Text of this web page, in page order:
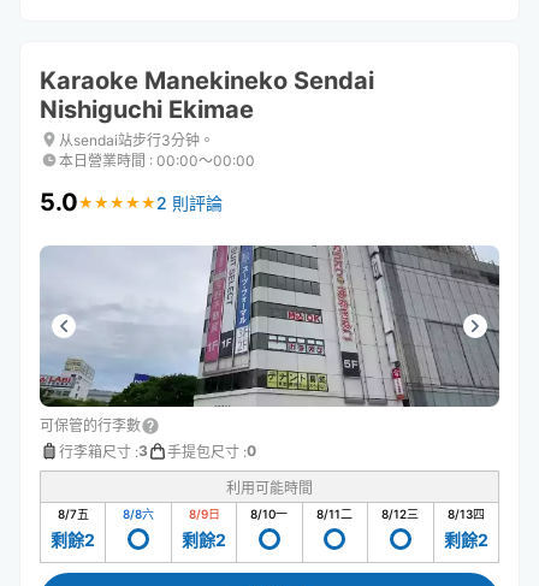
Karaoke Manekineko Sendai
Nishiguchi Ekimae
从sendai站步行3分钟。
本日營業時間 : 00:00〜00:00
5.0★ ★ ★ ★ ★
★ ★ ★ ★ ★ 2 則評論
可保管的行李數
行李箱尺寸 :3 手提包尺寸 :0
利用可能時間
8/7五
剩餘2
8/8六 8/9日
剩餘2
8/10一 8/11二 8/12三 8/13四
剩餘2